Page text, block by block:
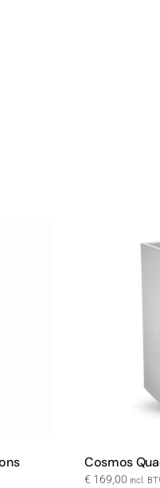
Cosmos
€ 169,00 incl.